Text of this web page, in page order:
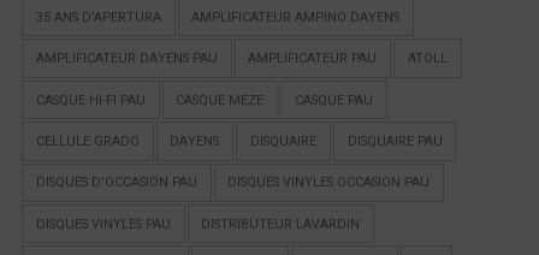
35 ANS D'APERTURA AMPLIFICATEUR AMPINO DAYENS
AMPLIFICATEUR DAYENS PAU AMPLIFICATEUR PAU ATOLL
CASQUE HI-FI PAU CASQUE MEZE CASQUE PAU
CELLULE GRADO DAYENS DISQUAIRE DISQUAIRE PAU
DISQUES D'OCCASION PAU DISQUES VINYLES OCCASION PAU
DISQUES VINYLES PAU DISTRIBUTEUR LAVARDIN